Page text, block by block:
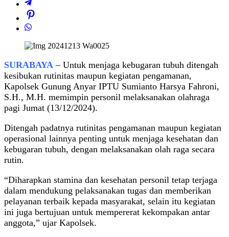
SURABAYA – Untuk menjaga kebugaran tubuh ditengah
kesibukan rutinitas maupun kegiatan pengamanan,
Kapolsek Gunung Anyar IPTU Sumianto Harsya Fahroni,
S.H., M.H. memimpin personil melaksanakan olahraga
pagi Jumat (13/12/2024).
Ditengah padatnya rutinitas pengamanan maupun kegiatan
operasional lainnya penting untuk menjaga kesehatan dan
kebugaran tubuh, dengan melaksanakan olah raga secara
rutin.
“Diharapkan stamina dan kesehatan personil tetap terjaga
dalam mendukung pelaksanakan tugas dan memberikan
pelayanan terbaik kepada masyarakat, selain itu kegiatan
ini juga bertujuan untuk mempererat kekompakan antar
anggota,” ujar Kapolsek.